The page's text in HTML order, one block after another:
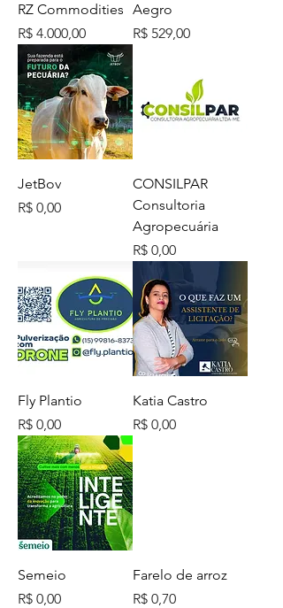
RZ Commodities
Preço
R$ 4.000,00
Aegro
Preço
R$ 529,00
JetBov
Preço
R$ 0,00
CONSILPAR
Consultoria
Agropecuária
Preço
R$ 0,00
Fly Plantio
Preço
R$ 0,00
Katia Castro
Preço
R$ 0,00
Semeio
Preço
R$ 0,00
Farelo de arroz
Preço
R$ 0,70